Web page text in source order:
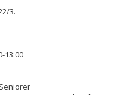
3.
13:00